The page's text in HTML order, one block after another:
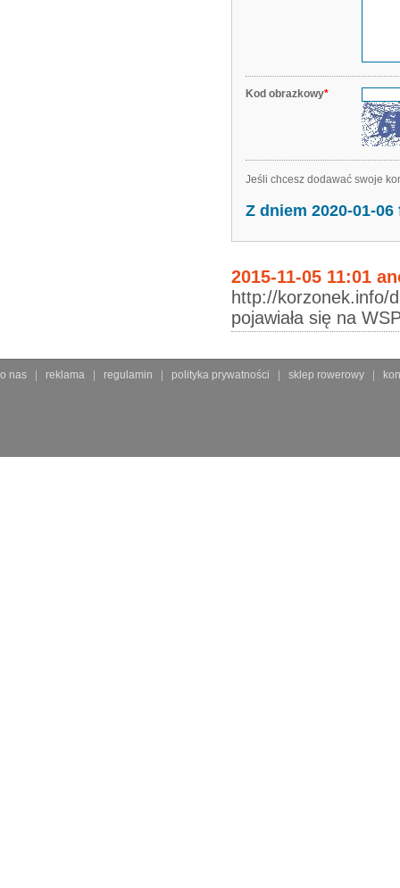
Kod obrazkowy*
Jeśli chcesz dodawać swoje
Z dniem 2020-01-
2015-11-05 11:01
http://korzonek.info/
pojawiała się na
o nas reklama regulamin polityka prywatności sklep rowerowy